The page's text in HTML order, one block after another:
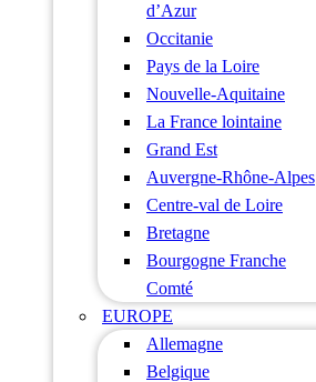
d’Azur
Occitanie
Pays de la Loire
Nouvelle-Aquitaine
La France lointaine
Grand Est
Auvergne-Rhône-Alpes
Centre-val de Loire
Bretagne
Bourgogne Franche
Comté
EUROPE
Allemagne
Belgique